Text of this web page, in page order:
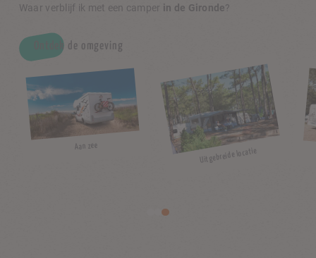
Waar verblijf ik met een camper in de Gironde?
Ontdek de omgeving
Uitgebreide locatie
Aan zee